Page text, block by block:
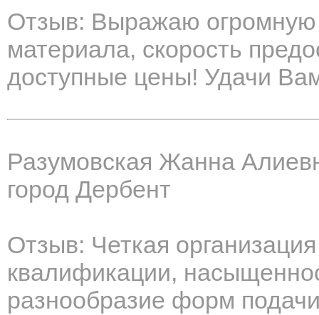
Отзыв: Выражаю огромную
материала, скорость
доступные цены! Удачи
Разумовская Жанна
город Дербент
Отзыв: Четкая
квалификации,
разнообразие форм